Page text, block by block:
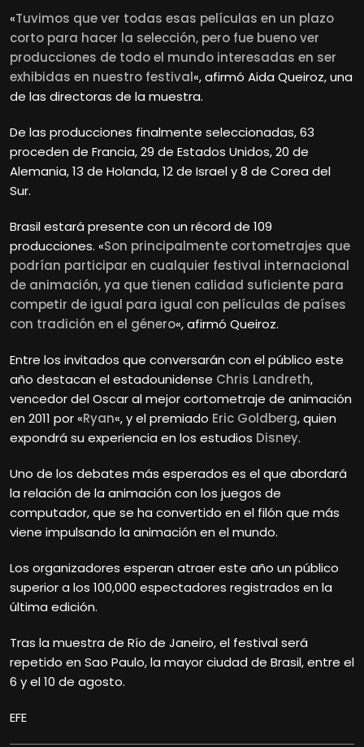
«Tuvimos que ver todas esas películas en un plazo
corto para hacer la selección, pero fue bueno ver
producciones de todo el mundo interesadas en ser
exhibidas en nuestro festival«, afirmó Aida Queiroz, una
de las directoras de la muestra.
De las producciones finalmente seleccionadas, 63
proceden de Francia, 29 de Estados Unidos, 20 de
Alemania, 13 de Holanda, 12 de Israel y 8 de Corea del
Sur.
Brasil estará presente con un récord de 109
producciones. «Son principalmente cortometrajes que
podrían participar en cualquier festival internacional
de animación, ya que tienen calidad suficiente para
competir de igual para igual con películas de países
con tradición en el género«, afirmó Queiroz.
Entre los invitados que conversarán con el público este
año destacan el estadounidense Chris Landreth,
vencedor del Oscar al mejor cortometraje de animación
en 2011 por «Ryan«, y el premiado Eric Goldberg, quien
expondrá su experiencia en los estudios Disney.
Uno de los debates más esperados es el que abordará
la relación de la animación con los juegos de
computador, que se ha convertido en el filón que más
viene impulsando la animación en el mundo.
Los organizadores esperan atraer este año un público
superior a los 100,000 espectadores registrados en la
última edición.
Tras la muestra de Río de Janeiro, el festival será
repetido en Sao Paulo, la mayor ciudad de Brasil, entre el
6 y el 10 de agosto.
EFE